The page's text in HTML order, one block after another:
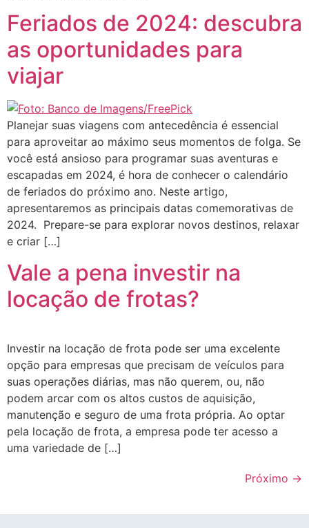
Feriados de 2024: descubra
as oportunidades para
viajar
Planejar suas viagens com antecedência é essencial
para aproveitar ao máximo seus momentos de folga. Se
você está ansioso para programar suas aventuras e
escapadas em 2024, é hora de conhecer o calendário
de feriados do próximo ano. Neste artigo,
apresentaremos as principais datas comemorativas de
2024. Prepare-se para explorar novos destinos, relaxar
e criar […]
Vale a pena investir na
locação de frotas?
Investir na locação de frota pode ser uma excelente
opção para empresas que precisam de veículos para
suas operações diárias, mas não querem, ou, não
podem arcar com os altos custos de aquisição,
manutenção e seguro de uma frota própria. Ao optar
pela locação de frota, a empresa pode ter acesso a
uma variedade de […]
Próximo →